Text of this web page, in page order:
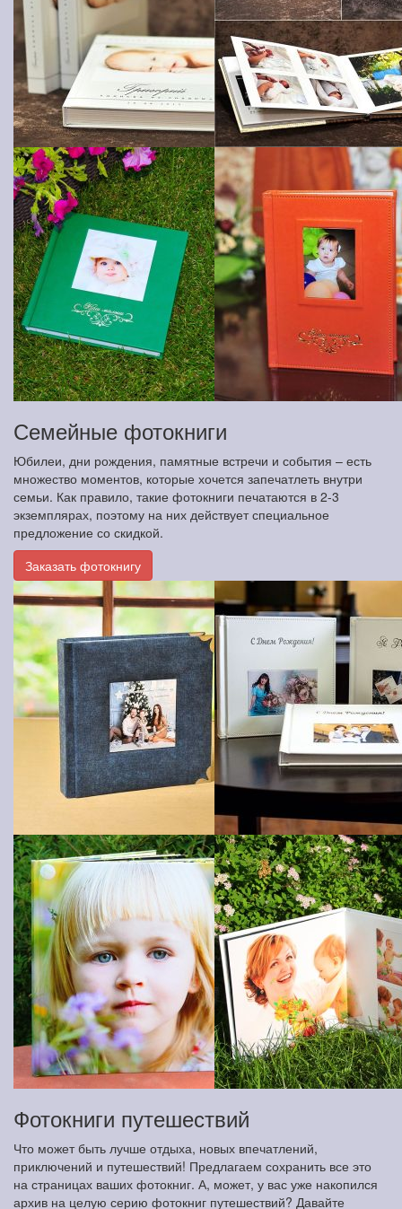
Семейные фотокниги
Юбилеи, дни рождения, памятные встречи и события – есть
множество моментов, которые хочется запечатлеть внутри
семьи. Как правило, такие фотокниги печатаются в 2-3
экземплярах, поэтому на них действует специальное
предложение со скидкой.
Заказать фотокнигу
Фотокниги путешествий
Что может быть лучше отдыха, новых впечатлений,
приключений и путешествий! Предлагаем сохранить все это
на страницах ваших фотокниг. А, может, у вас уже накопился
архив на целую серию фотокниг путешествий? Давайте